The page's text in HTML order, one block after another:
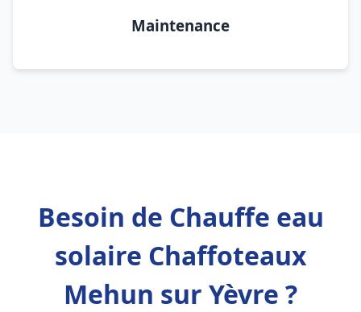
Maintenance
Besoin de Chauffe eau
solaire Chaffoteaux
Mehun sur Yèvre ?